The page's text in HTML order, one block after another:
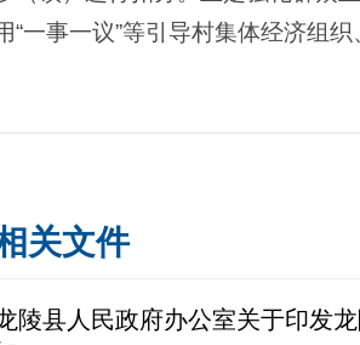
“一事一议”等引导村集体经济组
关文件
陵县人民政府办公室关于印发